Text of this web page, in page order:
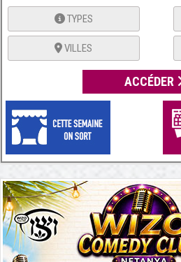
TYPES
VILLES
ACCÉDER